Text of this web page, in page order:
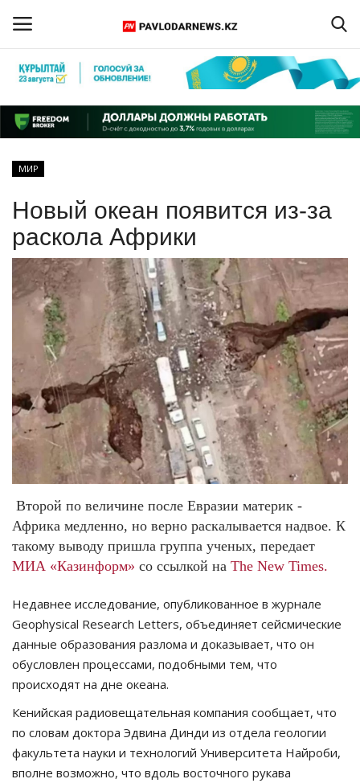
Регистрация
Главная
ПАВЛОДАРСКАЯ ОБЛАСТЬ
КАЗАХСТАН
МИР
СПЕЦПРОЕКТЫ
СПОРТ
Чек-лист
РАЗВЛЕЧЕНИЯ
OFFICIAL
Курултай
Қазақша Русский
МИР
Новый океан появится из-за
раскола Африки
Второй по величине после Евразии материк -
Африка медленно, но верно раскалывается надвое. К
такому выводу пришла группа ученых, передает
МИА «Казинформ» со ссылкой на The New Times.
Недавнее исследование, опубликованное в журнале
Geophysical Research Letters, объединяет сейсмические
данные образования разлома и доказывает, что он
обусловлен процессами, подобными тем, что
происходят на дне океана.
Кенийская радиовещательная компания сообщает, что
по словам доктора Эдвина Динди из отдела геологии
факультета науки и технологий Университета Найроби,
вполне возможно, что вдоль восточного рукава